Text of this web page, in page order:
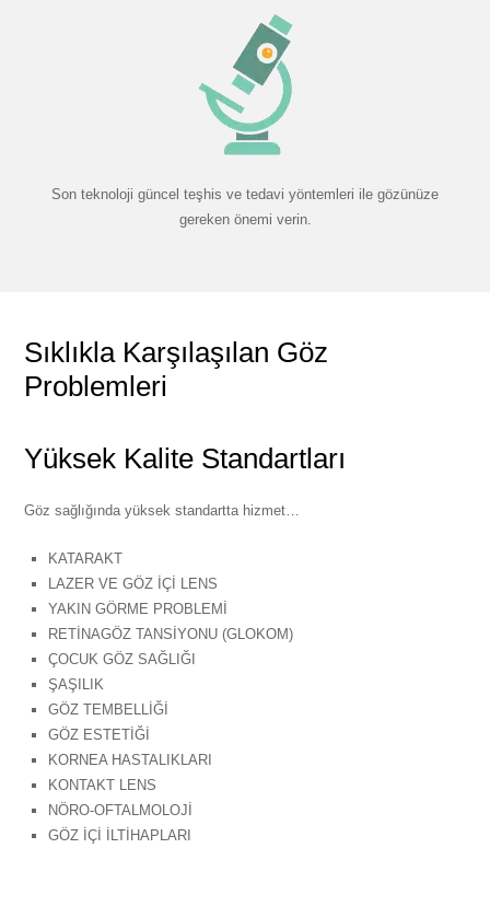
Son teknoloji güncel teşhis ve tedavi yöntemleri ile gözünüze
gereken önemi verin.
Sıklıkla Karşılaşılan Göz
Problemleri
Yüksek Kalite Standartları
Göz sağlığında yüksek standartta hizmet…
KATARAKT
LAZER VE GÖZ İÇİ LENS
YAKIN GÖRME PROBLEMİ
RETİNAGÖZ TANSİYONU (GLOKOM)
ÇOCUK GÖZ SAĞLIĞI
ŞAŞILIK
GÖZ TEMBELLİĞİ
GÖZ ESTETİĞİ
KORNEA HASTALIKLARI
KONTAKT LENS
NÖRO-OFTALMOLOJİ
GÖZ İÇİ İLTİHAPLARI